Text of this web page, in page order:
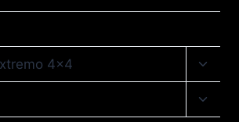
4×4
menú
hijo
menú